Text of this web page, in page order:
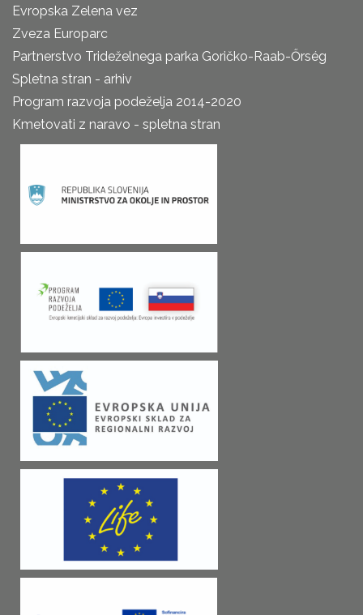
Evropska Zelena vez
Zveza Europarc
Partnerstvo Trideželnega parka Goričko-Raab-Őrség
Spletna stran - arhiv
Program razvoja podeželja 2014-2020
Kmetovati z naravo - spletna stran